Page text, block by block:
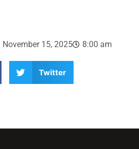
November 15, 2025 8:00 am
Twitter